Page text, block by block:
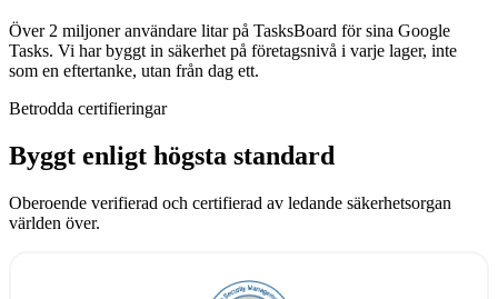
Över 2 miljoner användare litar på TasksBoard för sina Google
Tasks. Vi har byggt in säkerhet på företagsnivå i varje lager, inte
som en eftertanke, utan från dag ett.
Betrodda certifieringar
Byggt enligt högsta standard
Oberoende verifierad och certifierad av ledande säkerhetsorgan
världen över.